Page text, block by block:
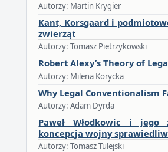
Autorzy: Martin Krygier
Kant, Korsgaard i
zwierząt
Autorzy: Tomasz Pietrzykowski
Robert Alexy’s Theory of
Autorzy: Milena Korycka
Why Legal Conventionalism
Autorzy: Adam Dyrda
Paweł Włodkowic i jego
koncepcja wojny
Autorzy: Tomasz Tulejski